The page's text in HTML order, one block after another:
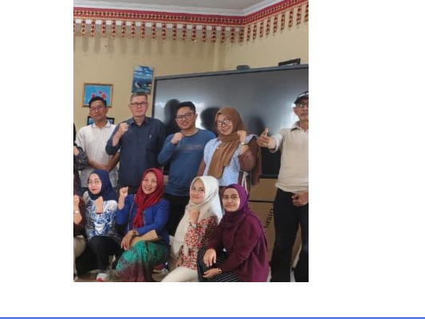
DPRD Lampung Dukung
admin May 7, 2026 0